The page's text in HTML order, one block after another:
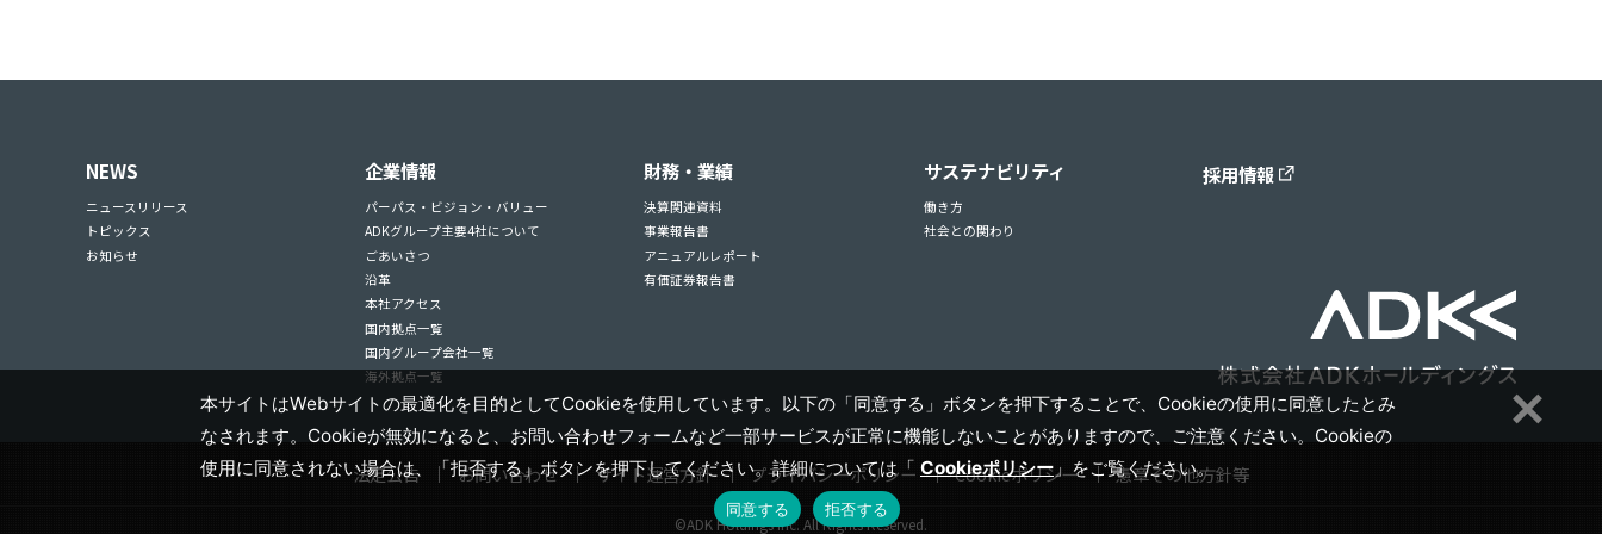
NEWS
ニュースリリース
トピックス
お知らせ
企業情報
パーパス・ビジョン・バリュー
ADKグループ主要4社について
ごあいさつ
沿革
本社アクセス
国内拠点一覧
国内グループ会社一覧
海外拠点一覧
財務・業績
決算関連資料
事業報告書
アニュアルレポート
有価証券報告書
サステナビリティ
働き方
社会との関わり
採用情報
法定公告 お問い合わせ サイト運営方針 プライバシーポリシー Cookieポリシー 憲章その他方針等
©ADK Holdings Inc. All Rights Reserved.
本サイトはWebサイトの最適化を目的としてCookieを使用しています。以下の「同意する」ボタンを押下することで、Cookieの使用に同意したとみ
なされます。Cookieが無効になると、お問い合わせフォームなど一部サービスが正常に機能しないことがありますので、ご注意ください。Cookieの
使用に同意されない場合は、「拒否する」ボタンを押下してください。詳細については「 Cookieポリシー」をご覧ください。
同意する 拒否する